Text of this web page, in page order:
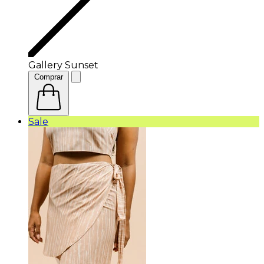
Gallery Sunset
Comprar